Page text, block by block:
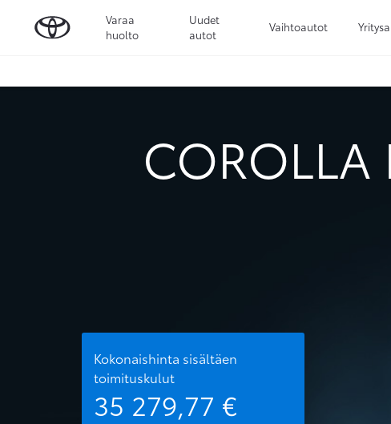
Varaa
huolto
Uudet
autot
Vaihtoautot
COROLLA
Kokonaishinta sisältäen
toimituskulut
35 279,77 €